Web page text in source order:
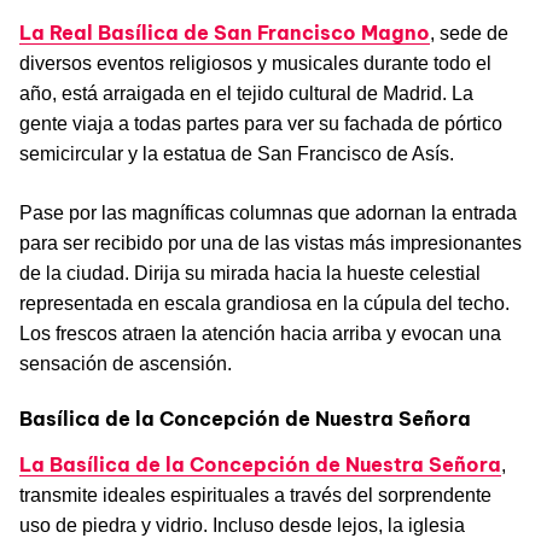
La Real Basílica de San Francisco Magno, sede de
diversos eventos religiosos y musicales durante todo el
año, está arraigada en el tejido cultural de Madrid. La
gente viaja a todas partes para ver su fachada de pórtico
semicircular y la estatua de San Francisco de Asís.
Pase por las magníficas columnas que adornan la entrada
para ser recibido por una de las vistas más impresionantes
de la ciudad. Dirija su mirada hacia la hueste celestial
representada en escala grandiosa en la cúpula del techo.
Los frescos atraen la atención hacia arriba y evocan una
sensación de ascensión.
Basílica de la Concepción de Nuestra Señora
La Basílica de la Concepción de Nuestra Señora,
transmite ideales espirituales a través del sorprendente
uso de piedra y vidrio. Incluso desde lejos, la iglesia